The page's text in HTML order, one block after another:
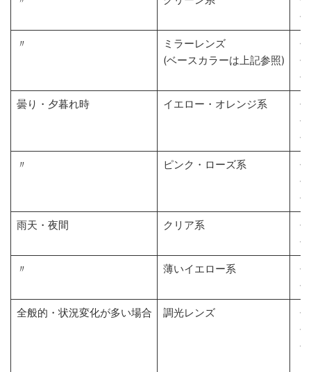
〃
ミラーレンズ
(ベースカラーは上記参照)
曇り・夕暮れ時 イエロー・オレンジ系
〃 ピンク・ローズ系
雨天・夜間 クリア系
〃 薄いイエロー系
全般的・状況変化が多い場合 調光レンズ